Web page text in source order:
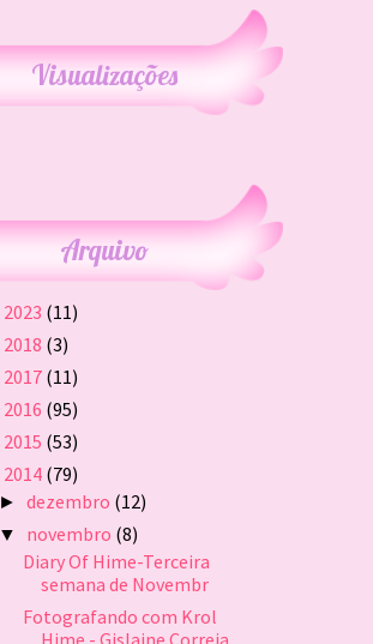
Visualizações
Arquivo
2023 (11)
2018 (3)
2017 (11)
2016 (95)
2015 (53)
2014 (79)
►dezembro (12)
▼ novembro (8)
Diary Of Hime-Terceira
semana de Novembr
Fotografando com Krol
Hime - Gislaine Correia